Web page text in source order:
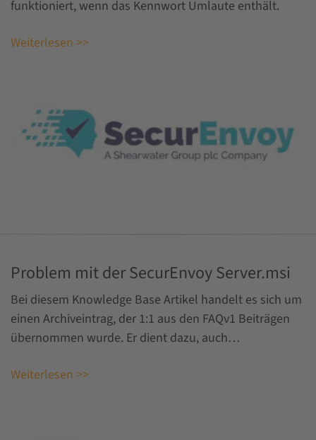
funktioniert, wenn das Kennwort Umlaute enthält.
Weiterlesen >>
Problem mit der SecurEnvoy Server.msi
Bei diesem Knowledge Base Artikel handelt es sich um
einen Archiveintrag, der 1:1 aus den FAQv1 Beiträgen
übernommen wurde. Er dient dazu, auch…
Weiterlesen >>